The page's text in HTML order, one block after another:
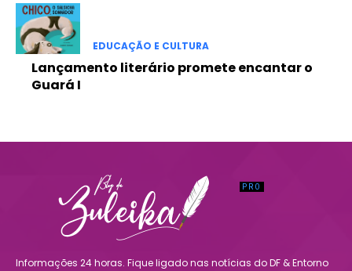
EDUCAÇÃO E CULTURA
Lançamento literário promete encantar o
Guará I
Informações 24 horas. Fique ligado nas notícias do DF & Entorno